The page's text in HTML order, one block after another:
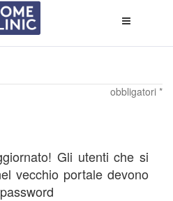
di
obbligatori *
Gli utenti che si
vecchio portale devono